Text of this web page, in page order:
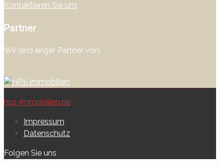
Kontaktieren Sie uns
Partner
Wir sind enger Partner von:
hp1-immobilien.de
Impressum
Datenschutz
Folgen Sie uns